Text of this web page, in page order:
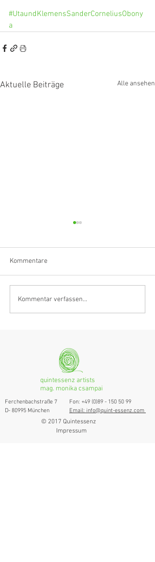
#UtaundKlemensSanderCorneliusObony
a
Aktuelle Beiträge Alle ansehen
Klarinettistin, Tonmeisterin,
Grenzgängerin
Kommentare
Kommentar verfassen...
quintessenz artists
mag. monika csampai
Ferchenbachstraße 7
D- 80995 München
Fon: +49 (0)89 - 150 50 99
Email: info@quint-essenz.com
© 2017 Quintessenz
Impressum